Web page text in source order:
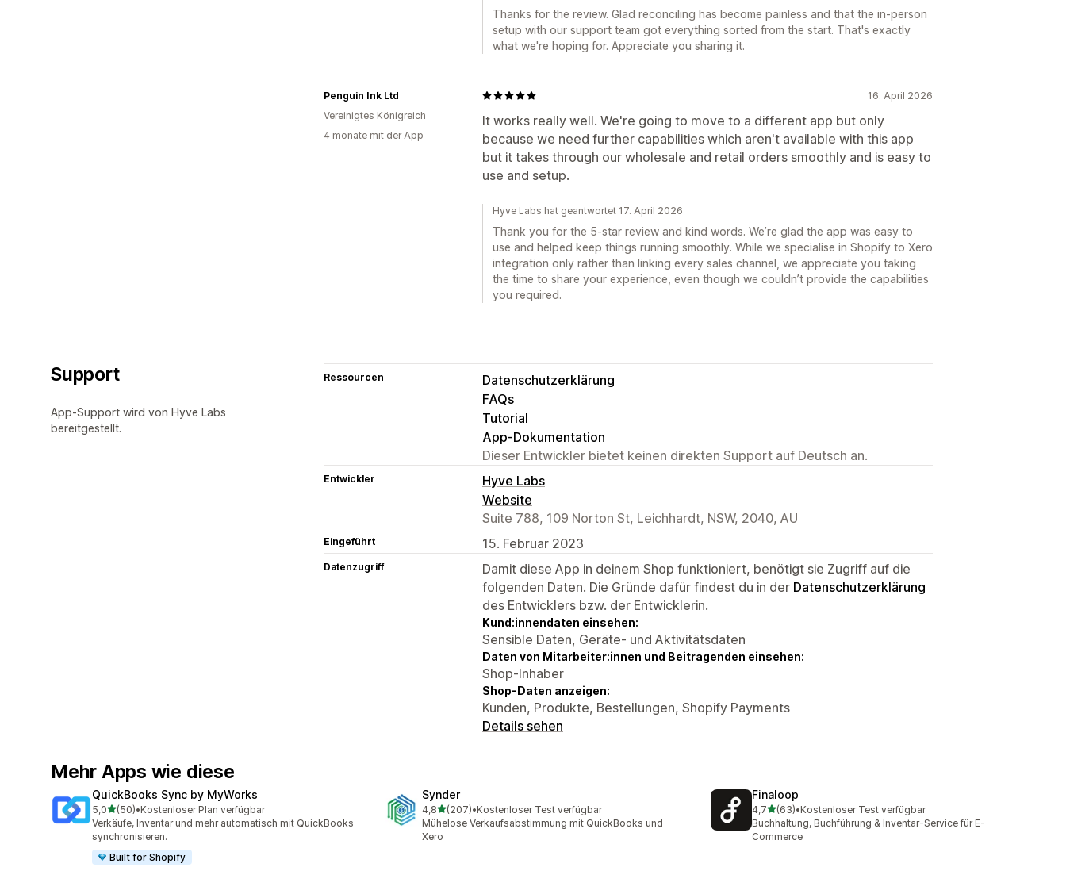
Thanks for the review. Glad reconciling has become painless and that the in-person
setup with our support team got everything sorted from the start. That's exactly
what we're hoping for. Appreciate you sharing it.
16. April 2026
It works really well. We're going to move to a different app but only
because we need further capabilities which aren't available with this app
but it takes through our wholesale and retail orders smoothly and is easy to
use and setup.
Penguin Ink Ltd
Vereinigtes Königreich
4 monate mit der App
Hyve Labs hat geantwortet 17. April 2026
Thank you for the 5-star review and kind words. We’re glad the app was easy to
use and helped keep things running smoothly. While we specialise in Shopify to Xero
integration only rather than linking every sales channel, we appreciate you taking
the time to share your experience, even though we couldn’t provide the capabilities
you required.
Support
App-Support wird von Hyve Labs
bereitgestellt.
Ressourcen
Datenschutzerklärung
FAQs
Tutorial
App-Dokumentation
Dieser Entwickler bietet keinen direkten Support auf Deutsch an.
Entwickler
Hyve Labs
Website
Suite 788, 109 Norton St, Leichhardt, NSW, 2040, AU
Eingeführt 15. Februar 2023
Datenzugriff
Damit diese App in deinem Shop funktioniert, benötigt sie Zugriff auf die
folgenden Daten. Die Gründe dafür findest du in der Datenschutzerklärung
des Entwicklers bzw. der Entwicklerin.
Kund:innendaten einsehen:
Sensible Daten, Geräte- und Aktivitätsdaten
Daten von Mitarbeiter:innen und Beitragenden einsehen:
Shop-Inhaber
Shop-Daten anzeigen:
Kunden, Produkte, Bestellungen, Shopify Payments
Details sehen
Mehr Apps wie diese
QuickBooks Sync by MyWorks
5,0von 5 Sternen
(50)
50 Rezensionen insgesamt
•Kostenloser Plan verfügbar
Verkäufe, Inventar und mehr automatisch mit QuickBooks
synchronisieren.
Built for Shopify
Synder
4,8von 5 Sternen
(207)
207 Rezensionen insgesamt
•Kostenloser Test verfügbar
Mühelose Verkaufsabstimmung mit QuickBooks und
Xero
Finaloop
4,7von 5 Sternen
(63)
63 Rezensionen insgesamt
•Kostenloser Test verfügbar
Buchhaltung, Buchführung & Inventar-Service für E-
Commerce